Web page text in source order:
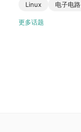
Linux
电子电路
更多话题